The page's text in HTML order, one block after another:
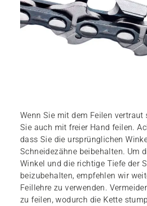
Wenn Sie mit dem Feilen vertraut
Sie auch mit freier Hand feilen.
dass Sie die ursprünglichen
Schneidezähne beibehalten. Um
Winkel und die richtige Tiefe der
beizubehalten, empfehlen wir
Feillehre zu verwenden.
zu feilen, wodurch die Kette